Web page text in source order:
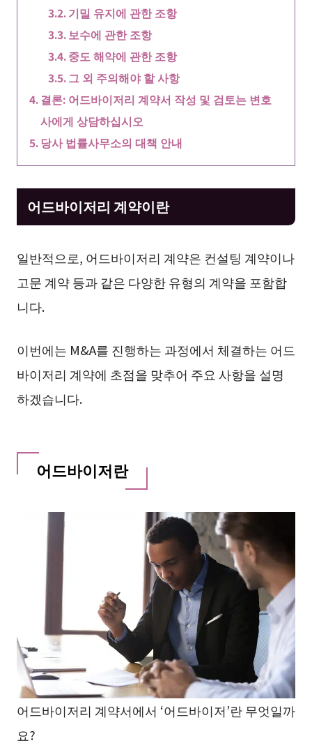
기밀 유지에 관한 조항
보수에 관한 조항
중도 해약에 관한 조항
그 외 주의해야 할 사항
결론: 어드바이저리 계약서 작성 및 검토는 변호
사에게 상담하십시오
당사 법률사무소의 대책 안내
어드바이저리 계약이란
일반적으로, 어드바이저리 계약은 컨설팅 계약이나
고문 계약 등과 같은 다양한 유형의 계약을 포함합
니다.
이번에는 M&A를 진행하는 과정에서 체결하는 어드
바이저리 계약에 초점을 맞추어 주요 사항을 설명
하겠습니다.
어드바이저란
어드바이저리 계약서에서 ‘어드바이저’란 무엇일까
요?